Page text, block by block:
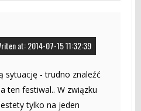
at: 2014-07-15 11:32:39
sytuację - trudno znaleźć
ten festiwal.. W związku
tylko na jeden